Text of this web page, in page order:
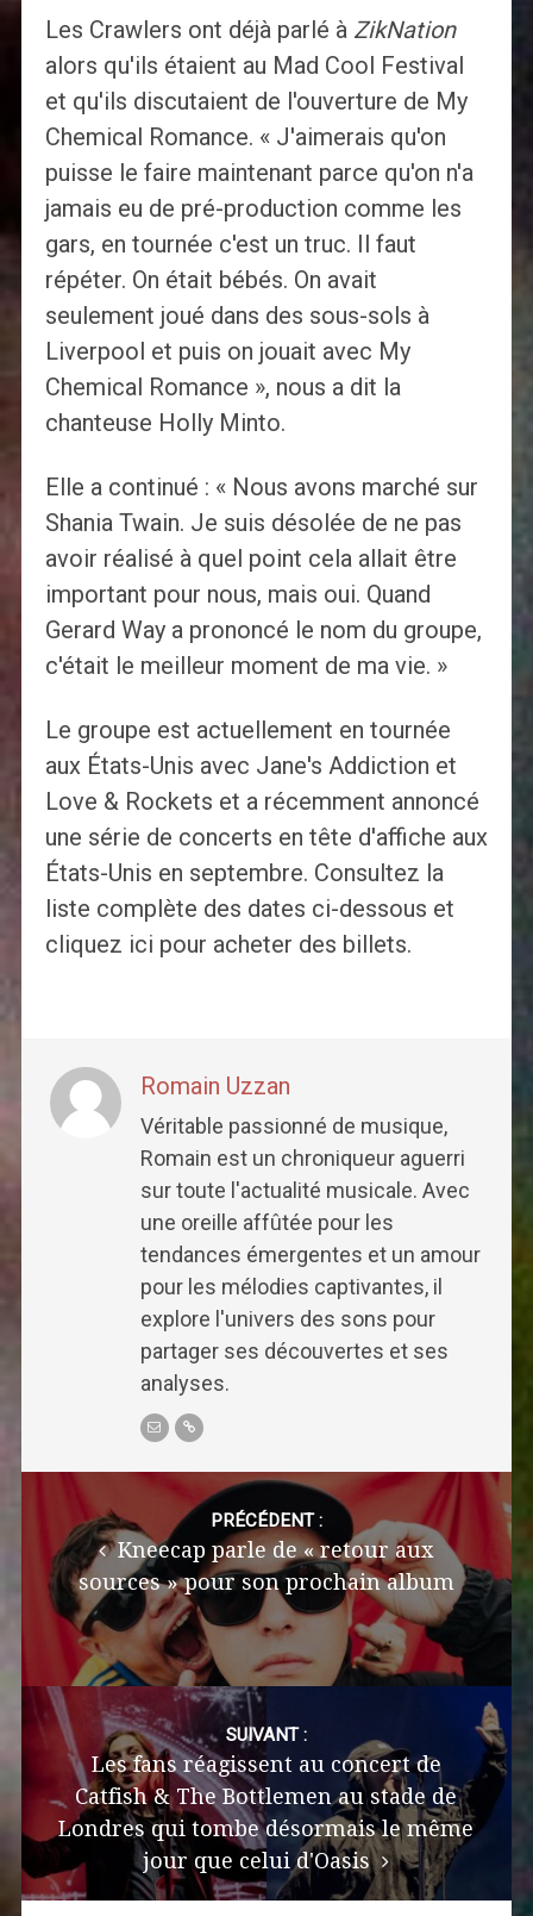
Les Crawlers ont déjà parlé àZikNation
alors qu'ils étaient au Mad Cool Festival
et qu'ils discutaient de l'ouverture de My
Chemical Romance. « J'aimerais qu'on
puisse le faire maintenant parce qu'on n'a
jamais eu de pré-production comme les
gars, en tournée c'est un truc. Il faut
répéter. On était bébés. On avait
seulement joué dans des sous-sols à
Liverpool et puis on jouait avec My
Chemical Romance », nous a dit la
chanteuse Holly Minto.
Elle a continué : « Nous avons marché sur
Shania Twain. Je suis désolée de ne pas
avoir réalisé à quel point cela allait être
important pour nous, mais oui. Quand
Gerard Way a prononcé le nom du groupe,
c'était le meilleur moment de ma vie. »
Le groupe est actuellement en tournée
aux États-Unis avec Jane's Addiction et
Love & Rockets et a récemment annoncé
une série de concerts en tête d'affiche aux
États-Unis en septembre. Consultez la
liste complète des dates ci-dessous et
cliquez ici pour acheter des billets.
Romain Uzzan
Véritable passionné de musique,
Romain est un chroniqueur aguerri
sur toute l'actualité musicale. Avec
une oreille affûtée pour les
tendances émergentes et un amour
pour les mélodies captivantes, il
explore l'univers des sons pour
partager ses découvertes et ses
analyses.
Post
navigation
PRÉCÉDENT :
Kneecap parle de « retour aux
sources » pour son prochain album
SUIVANT :
Les fans réagissent au concert de
Catfish & The Bottlemen au stade de
Londres qui tombe désormais le même
jour que celui d'Oasis